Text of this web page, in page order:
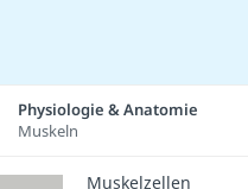
Physiologie & Anatomie
Muskeln
Muskelzellen